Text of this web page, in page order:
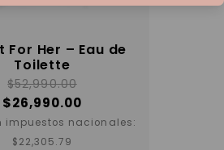
For Her – Eau de
Toilette
$52,990.00
$26,990.00
impuestos nacionales:
$22,305.79